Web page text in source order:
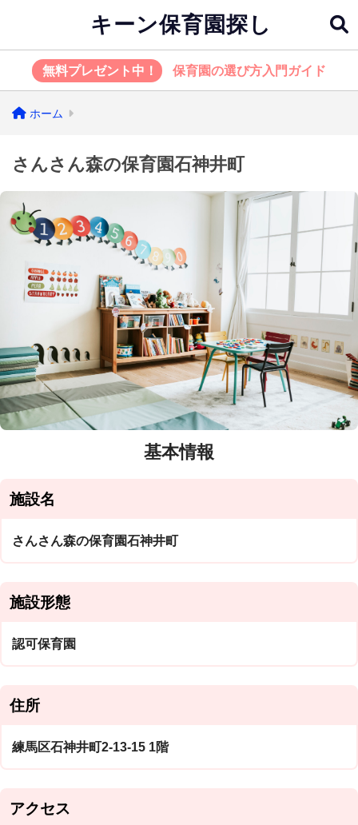
キーン保育園探し
無料プレゼント中！ 保育園の選び方入門ガイド
ホーム
さんさん森の保育園石神井町
基本情報
施設名
さんさん森の保育園石神井町
施設形態
認可保育園
住所
練馬区石神井町2-13-15 1階
アクセス